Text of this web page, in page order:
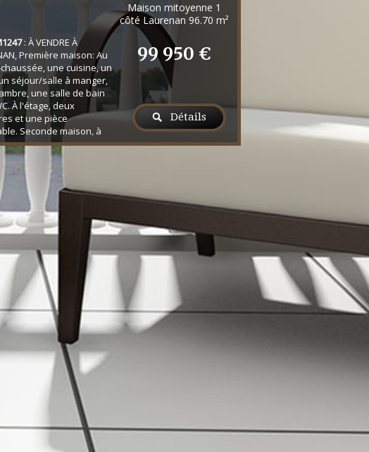
2 chambres, une salle
un WC. A l'étage, un
4 c...
: À VENDRE À
Première maison: Au
une cuisine, un
séjour/salle à manger,
une salle de bain
À l'étage, deux
et une pièce
Seconde maison, à
entièrement se compose
séjour, d'une
d'une salle d'eau, WC,
aménageable. Un garage
Terrain : 1274 mètres
Maison mitoyenne 1
côté Laurenan 96.70 m²
99 950 €
Détails